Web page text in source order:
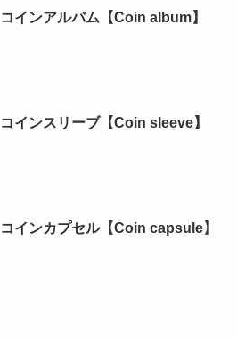
コインアルバム【Coin album】
コインスリーブ【Coin sleeve】
コインカプセル【Coin capsule】